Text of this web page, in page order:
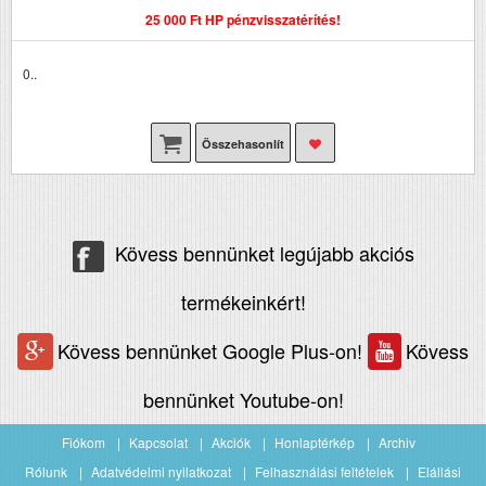
25 000 Ft HP pénzvisszatérítés!
0..
Összehasonlít
Kövess bennünket legújabb akciós
termékeinkért!
Kövess bennünket Google Plus-on!
Kövess
bennünket Youtube-on!
Fiókom Kapcsolat Akciók Honlaptérkép
Archiv
Rólunk
Adatvédelmi nyilatkozat Felhasználási feltételek
Elállási